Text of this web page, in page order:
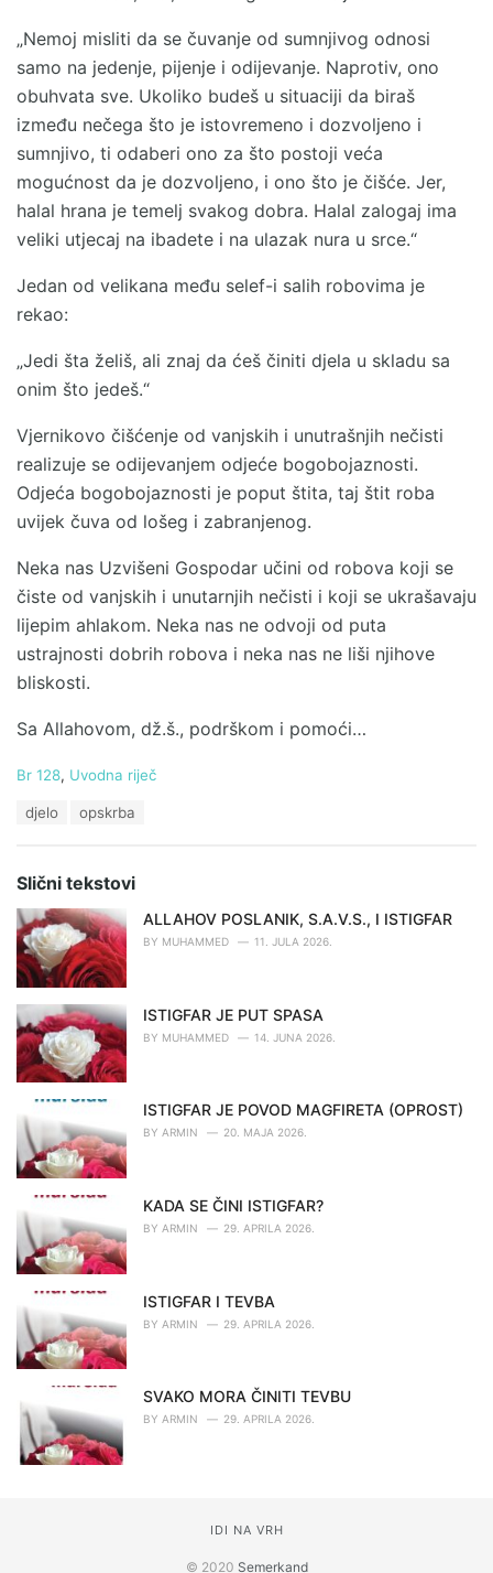
„Nemoj misliti da se čuvanje od sumnjivog odnosi
samo na jedenje, pijenje i odijevanje. Naprotiv, ono
obuhvata sve. Ukoliko budeš u situaciji da biraš
između nečega što je istovremeno i dozvoljeno i
sumnjivo, ti odaberi ono za što postoji veća
mogućnost da je dozvoljeno, i ono što je čišće. Jer,
halal hrana je temelj svakog dobra. Halal zalogaj ima
veliki utjecaj na ibadete i na ulazak nura u srce.“
Jedan od velikana među selef-i salih robovima je
rekao:
„Jedi šta želiš, ali znaj da ćeš činiti djela u skladu sa
onim što jedeš.“
Vjernikovo čišćenje od vanjskih i unutrašnjih nečisti
realizuje se odijevanjem odjeće bogobojaznosti.
Odjeća bogobojaznosti je poput štita, taj štit roba
uvijek čuva od lošeg i zabranjenog.
Neka nas Uzvišeni Gospodar učini od robova koji se
čiste od vanjskih i unutarnjih nečisti i koji se ukrašavaju
lijepim ahlakom. Neka nas ne odvoji od puta
ustrajnosti dobrih robova i neka nas ne liši njihove
bliskosti.
Sa Allahovom, dž.š., podrškom i pomoći…
C
o
r
i
e
s
:
Br 128, Uvodna riječ
:
djelo opskrba
Slični tekstovi
ALLAHOV POSLANIK, S.A.V.S., I ISTIGFAR
BY MUHAMMED 11. JULA 2026.
ISTIGFAR JE PUT SPASA
BY MUHAMMED 14. JUNA 2026.
ISTIGFAR JE POVOD MAGFIRETA (OPROST)
BY ARMIN 20. MAJA 2026.
KADA SE ČINI ISTIGFAR?
BY ARMIN 29. APRILA 2026.
ISTIGFAR I TEVBA
BY ARMIN 29. APRILA 2026.
SVAKO MORA ČINITI TEVBU
BY ARMIN 29. APRILA 2026.
IDI NA VRH
© 2020 Semerkand